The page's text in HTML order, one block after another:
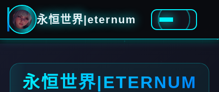
永恒世界|eternum
永恒世界|ETERNUM